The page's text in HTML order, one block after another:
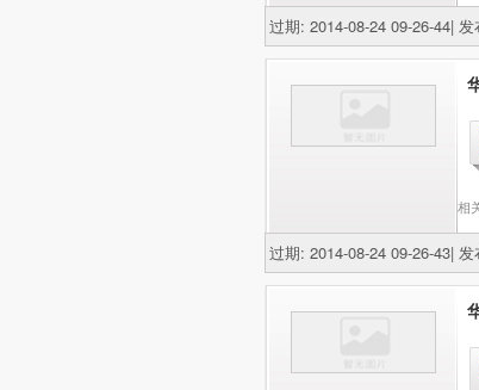
过期: 2014-08-24 09-26-44|
相
过期: 2014-08-24 09-26-43|